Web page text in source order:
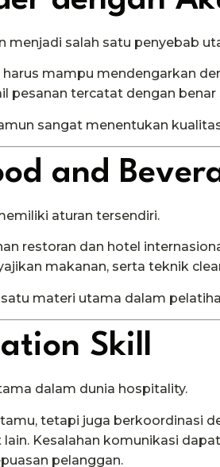
menjadi salah satu penyebab
mampu mendengarkan
pesanan tercatat dengan
sangat menentukan
and
aturan tersendiri.
restoran dan hotel
makanan, serta teknik
materi utama dalam
Skill
dalam dunia hospitality.
tetapi juga berkoordinasi
Kesalahan komunikasi
pelanggan.